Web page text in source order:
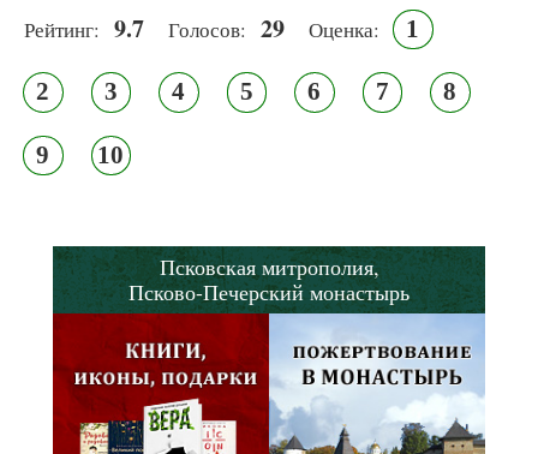
Рейтинг: 9.7 Голосов: 29 Оценка: 1
2 3 4 5 6 7 8
9 10
Псковская митрополия,
Псково-Печерский монастырь